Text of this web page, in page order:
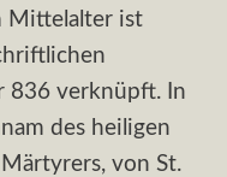
Mittelalter ist
836 verknüpft. In
des heiligen
von St.